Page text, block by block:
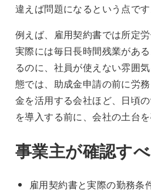
違えば問題になるという点です
例えば、雇用契約書では所定
実際には毎日長時間残業があ
るのに、社員が使えない雰囲
態では、助成金申請の前に労
金を活用する会社ほど、日頃
を導入する前に、会社の土台
事業主が確認す
雇用契約書と実際の勤務条